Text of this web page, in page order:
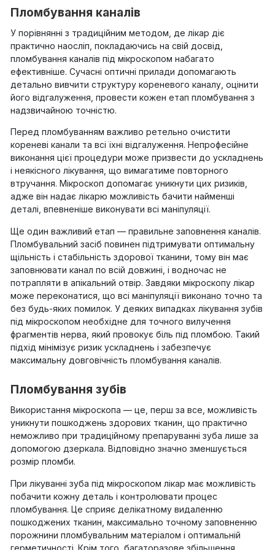
Пломбування каналів
У порівнянні з традиційним методом, де лікар діє
практично наосліп, покладаючись на свій досвід,
пломбування каналів під мікроскопом набагато
ефективніше. Сучасні оптичні прилади допомагають
детально вивчити структуру кореневого каналу, оцінити
його відгалуження, провести кожен етап пломбування з
надзвичайною точністю.
Перед пломбуванням важливо ретельно очистити
кореневі канали та всі їхні відгалуження. Непрофесійне
виконання цієї процедури може призвести до ускладнень
і неякісного лікування, що вимагатиме повторного
втручання. Мікроскоп допомагає уникнути цих ризиків,
адже він надає лікарю можливість бачити найменші
деталі, впевненіше виконувати всі маніпуляції.
Ще один важливий етап — правильне заповнення каналів.
Пломбувальний засіб повинен підтримувати оптимальну
щільність і стабільність здорової тканини, тому він має
заповнювати канал по всій довжині, і водночас не
потрапляти в апікальний отвір. Завдяки мікроскопу лікар
може переконатися, що всі маніпуляції виконано точно та
без будь-яких помилок. У деяких випадках лікування зубів
під мікроскопом необхідне для точного вилучення
фрагментів нерва, який провокує біль під пломбою. Такий
підхід мінімізує ризик ускладнень і забезпечує
максимальну довговічність пломбування каналів.
Пломбування зубів
Використання мікроскопа — це, перш за все, можливість
уникнути пошкоджень здорових тканин, що практично
неможливо при традиційному препаруванні зуба лише за
допомогою дзеркала. Відповідно значно зменшується
розмір пломби.
При лікуванні зуба під мікроскопом лікар має можливість
побачити кожну деталь і контролювати процес
пломбування. Це сприяє делікатному видаленню
пошкоджених тканин, максимально точному заповненню
порожнини пломбувальним матеріалом і оптимальній
герметичності. Крім того, багаторазове збільшення